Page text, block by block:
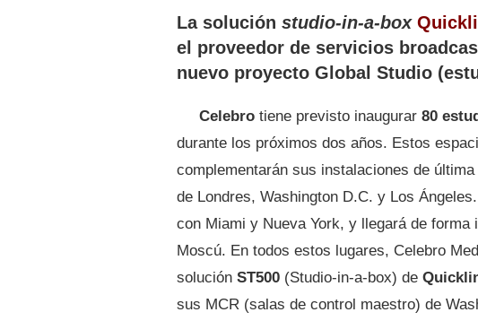
La solución studio-in-a-box
el proveedor de servicios
nuevo proyecto Global Studio
Celebro tiene previsto inaugurar 80
durante los próximos dos años. Estos
complementarán sus instalaciones de
de Londres, Washington D.C. y Los
con Miami y Nueva York, y llegará de
Moscú. En todos estos lugares, Celebro
solución ST500 (Studio-in-a-box) de
sus MCR (salas de control maestro) de